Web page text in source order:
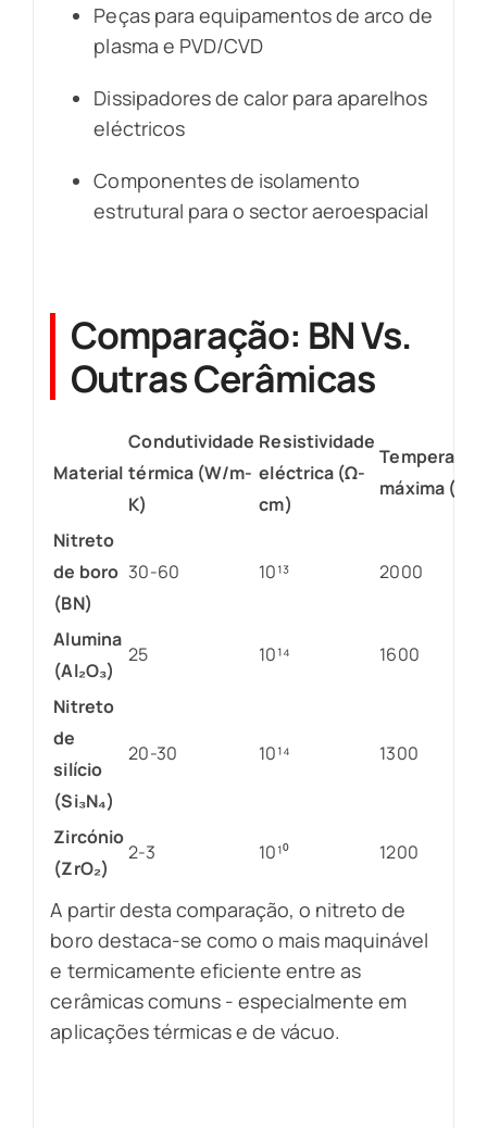
Peças para equipamentos de arco de
plasma e PVD/CVD
Dissipadores de calor para aparelhos
eléctricos
Componentes de isolamento
estrutural para o sector aeroespacial
Comparação: BN Vs.
Outras Cerâmicas
Material
Condutividade
térmica (W/m-
K)
Resistividade
eléctrica (Ω-
cm)
máxima (°C)
Nitreto
de boro
(BN)
30-60 10¹³ 2000
Alumina
(Al₂O₃)
25 10¹⁴ 1600
Nitreto
de
silício
(Si₃N₄)
20-30 10¹⁴ 1300
Zircónio
(ZrO₂)
2-3 10¹⁰ 1200
A partir desta comparação, o nitreto de
boro destaca-se como o mais maquinável
e termicamente eficiente entre as
cerâmicas comuns - especialmente em
aplicações térmicas e de vácuo.